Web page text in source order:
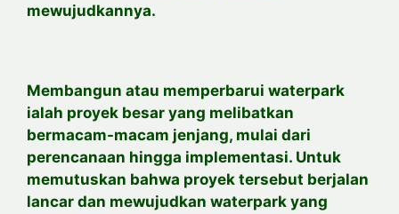
mewujudkannya.
Membangun atau memperbarui waterpark
ialah proyek besar yang melibatkan
bermacam-macam jenjang, mulai dari
perencanaan hingga implementasi. Untuk
memutuskan bahwa proyek tersebut berjalan
lancar dan mewujudkan waterpark yang